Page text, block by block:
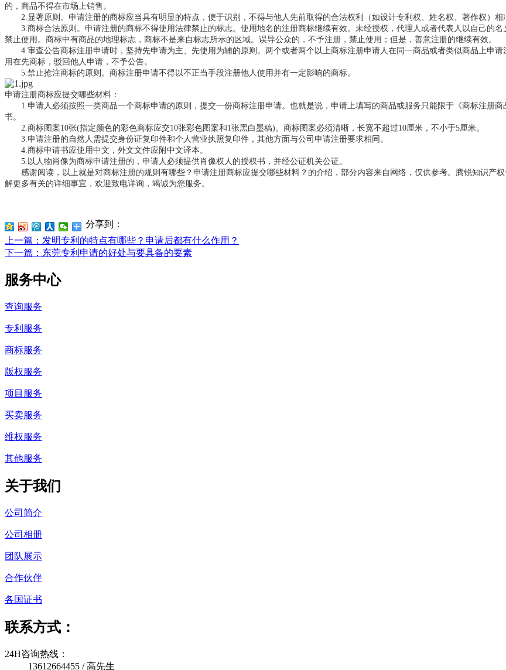
的，商品不得在市场上销售。
2.显著原则。申请注册的商标应当具有明显的特点，便于识别，不得与他人先前取得的合法权利（如设计专利权、姓名权、著作权）相
3.商标合法原则。申请注册的商标不得使用法律禁止的标志。使用地名的注册商标继续有效。未经授权，代理人或者代表人以自己的名
禁止使用。商标中有商品的地理标志，商标不是来自标志所示的区域。误导公众的，不予注册，禁止使用；但是，善意注册的继续有效。
4.审查公告商标注册申请时，坚持先申请为主、先使用为辅的原则。两个或者两个以上商标注册申请人在同一商品或者类似商品上申
用在先商标，驳回他人申请，不予公告。
5.禁止抢注商标的原则。商标注册申请不得以不正当手段注册他人使用并有一定影响的商标。
申请注册商标应提交哪些材料：
1.申请人必须按照一类商品一个商标申请的原则，提交一份商标注册申请。也就是说，申请上填写的商品或服务只能限于《商标注册
书。
2.商标图案10张(指定颜色的彩色商标应交10张彩色图案和1张黑白墨稿)。商标图案必须清晰，长宽不超过10厘米，不小于5厘米。
3.申请注册的自然人需提交身份证复印件和个人营业执照复印件，其他方面与公司申请注册要求相同。
4.商标申请书应使用中文，外文文件应附中文译本。
5.以人物肖像为商标申请注册的，申请人必须提供肖像权人的授权书，并经公证机关公证。
感谢阅读，以上就是对商标注册的规则有哪些？申请注册商标应提交哪些材料？的介绍，部分内容来自网络，仅供参考。腾锐知识产权
解更多有关的详细事宜，欢迎致电详询，竭诚为您服务。
分享到：
上一篇 ：发明专利的特点有哪些？申请后都有什么作用？
下一篇 ：东莞专利申请的好处与要具备的要素
服务中心
查询服务
专利服务
商标服务
版权服务
项目服务
买卖服务
维权服务
其他服务
关于我们
公司简介
公司相册
团队展示
合作伙伴
各国证书
联系方式：
24H咨询热线：
13612664455 / 高先生